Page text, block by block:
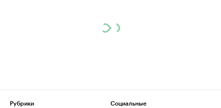
Рубрики
Социальные